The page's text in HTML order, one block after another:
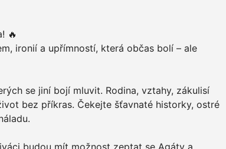
🔥
ironií a upřímností, která občas bolí – ale
se jiní bojí mluvit. Rodina, vztahy, zákulisí
bez příkras. Čekejte šťavnaté historky, ostré